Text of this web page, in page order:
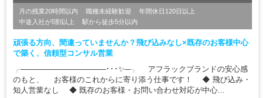
月の残業20時間以内 職種未経験歓迎
年間休日120日以上
中途入社が5割以上
駅から徒歩5分以内
頑張る方向、間違っていませんか？飛び込みなし×既存のお客様中心
で築く、信頼型コンサル営業
╭────────────────･･･✨─╮ アフラックブランドの安心感
のもと、 お客様のこれからに寄り添う仕事です！ ◆ 飛び込み・
知人営業なし ◆ 既存のお客様・お問い合わせ対応が中心...